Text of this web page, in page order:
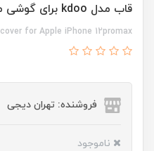
قاب مدل kdoo برای گوشی موبایل اپل iPhone 12promax
cover for Apple iPhone 12promax
فروشنده: تهران دیجی
ناموجود